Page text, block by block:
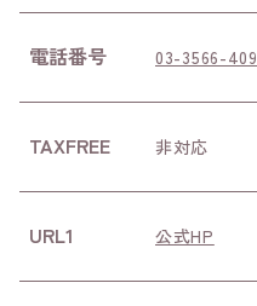
電話番号 03-3566-
TAXFREE 非対応
URL1 公式HP